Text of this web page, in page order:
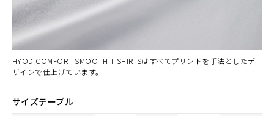
HYOD COMFORT SMOOTH T-SHIRTSはすべてプリントを手法としたデ
ザインで仕上げています。
サイズテーブル